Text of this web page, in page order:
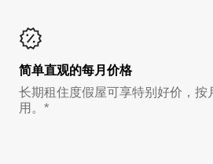
简单直观的每月价格
长期租住度假屋可享特别好价，
用。*